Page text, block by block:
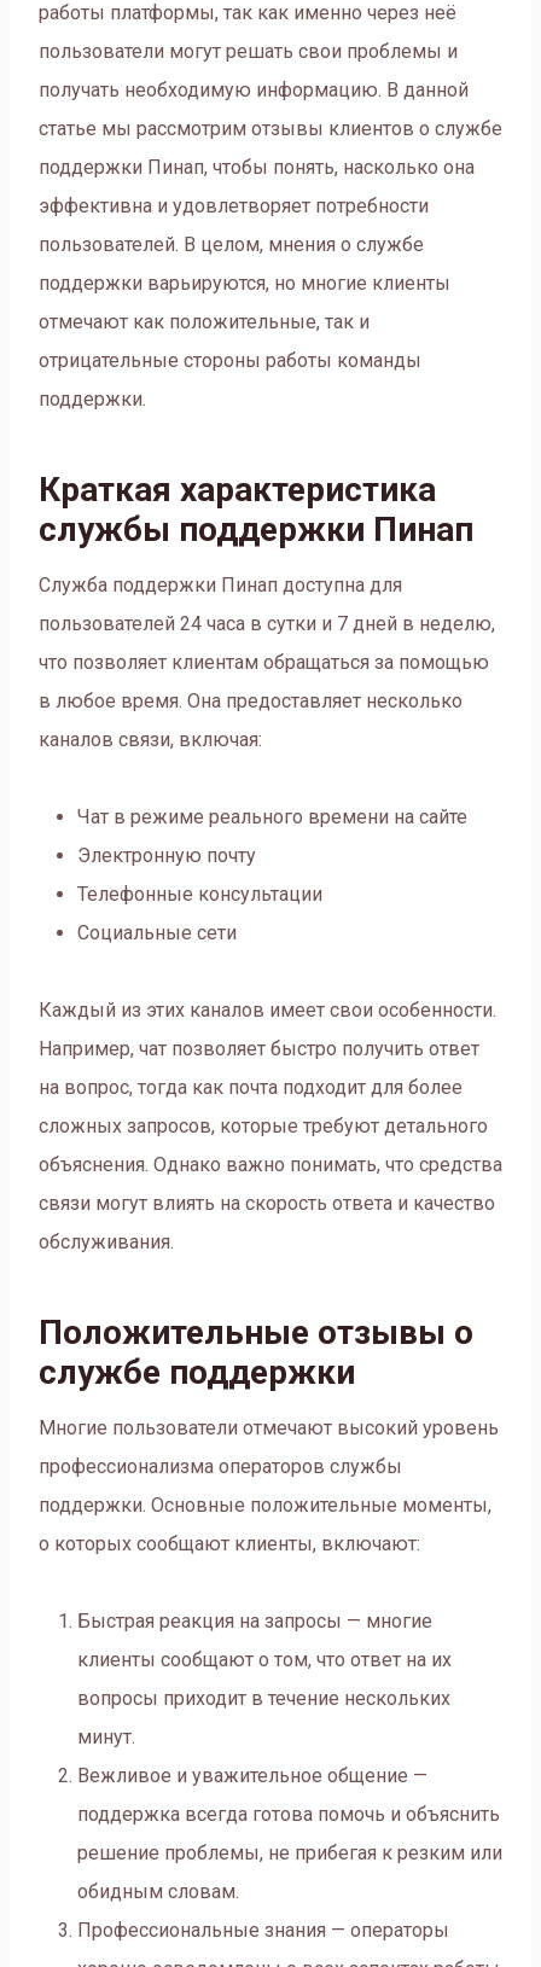
работы платформы, так как именно через неё
пользователи могут решать свои проблемы и
получать необходимую информацию. В данной
статье мы рассмотрим отзывы клиентов о службе
поддержки Пинап, чтобы понять, насколько она
эффективна и удовлетворяет потребности
пользователей. В целом, мнения о службе
поддержки варьируются, но многие клиенты
отмечают как положительные, так и
отрицательные стороны работы команды
поддержки.
Краткая характеристика
службы поддержки Пинап
Служба поддержки Пинап доступна для
пользователей 24 часа в сутки и 7 дней в неделю,
что позволяет клиентам обращаться за помощью
в любое время. Она предоставляет несколько
каналов связи, включая:
Чат в режиме реального времени на сайте
Электронную почту
Телефонные консультации
Социальные сети
Каждый из этих каналов имеет свои особенности.
Например, чат позволяет быстро получить ответ
на вопрос, тогда как почта подходит для более
сложных запросов, которые требуют детального
объяснения. Однако важно понимать, что средства
связи могут влиять на скорость ответа и качество
обслуживания.
Положительные отзывы о
службе поддержки
Многие пользователи отмечают высокий уровень
профессионализма операторов службы
поддержки. Основные положительные моменты,
о которых сообщают клиенты, включают:
Быстрая реакция на запросы — многие
клиенты сообщают о том, что ответ на их
вопросы приходит в течение нескольких
минут.
Вежливое и уважительное общение —
поддержка всегда готова помочь и объяснить
решение проблемы, не прибегая к резким или
обидным словам.
Профессиональные знания — операторы